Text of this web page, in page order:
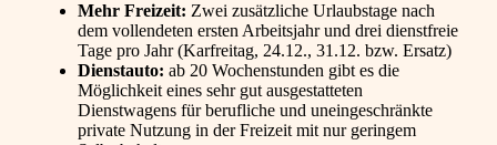
Mehr Freizeit: Zwei zusätzliche Urlaubstage nach
dem vollendeten ersten Arbeitsjahr und drei dienstfreie
Tage pro Jahr (Karfreitag, 24.12., 31.12. bzw. Ersatz)
Dienstauto: ab 20 Wochenstunden gibt es die
Möglichkeit eines sehr gut ausgestatteten
Dienstwagens für berufliche und uneingeschränkte
private Nutzung in der Freizeit mit nur geringem